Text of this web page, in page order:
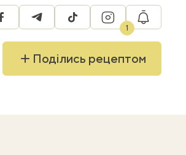
facebooktelegramtiktok instagram
1
Поділись рецептом